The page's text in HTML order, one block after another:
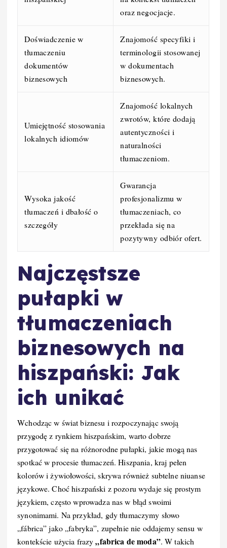
oraz negocjacje.
Doświadczenie w
tłumaczeniu
dokumentów
biznesowych
Znajomość specyfiki i
terminologii stosowanej
w dokumentach
biznesowych.
Umiejętność stosowania
lokalnych idiomów
Znajomość lokalnych
zwrotów, które dodają
autentyczności i
naturalności
tłumaczeniom.
Wysoka jakość
tłumaczeń i dbałość o
szczegóły
Gwarancja
profesjonalizmu w
tłumaczeniach, co
przekłada się na
pozytywny odbiór ofert.
Najczęstsze
pułapki w
tłumaczeniach
biznesowych na
hiszpański: Jak
ich unikać
Wchodząc w świat biznesu i rozpoczynając swoją
przygodę z rynkiem hiszpańskim, warto dobrze
przygotować się na różnorodne pułapki, jakie mogą nas
spotkać w procesie tłumaczeń. Hiszpania, kraj pełen
kolorów i żywiołowości, skrywa również subtelne niuanse
językowe. Choć hiszpański z pozoru wydaje się prostym
językiem, często wprowadza nas w błąd swoimi
synonimami. Na przykład, gdy tłumaczymy słowo
„fábrica” jako „fabryka”, zupełnie nie oddajemy sensu w
kontekście użycia frazy„fabrica de moda”. W takich